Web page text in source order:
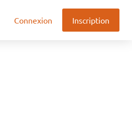
Connexion Inscription